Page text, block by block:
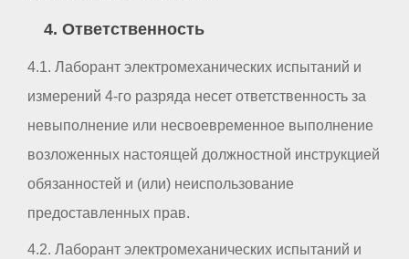
4. Ответственность
4.1. Лаборант электромеханических испытаний и
измерений 4-го разряда несет ответственность за
невыполнение или несвоевременное выполнение
возложенных настоящей должностной инструкцией
обязанностей и (или) неиспользование
предоставленных прав.
4.2. Лаборант электромеханических испытаний и